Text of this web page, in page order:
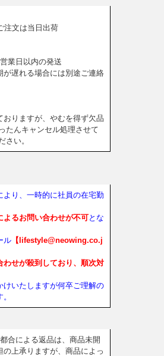
注文は当日出荷
業日以内の発送
が遅れる場合には別途ご連絡
りますが、やむを得ず欠品
たんキャンセル処理させて
さい。
より、一時的に社員の在宅勤
よるお問い合わせが不可とな
ル 【lifestyle@neowing.co.j
わせが殺到しており、順次対
けいたしますが何卒ご理解の
合による返品は、商品未開
上承りますが、商品によっ